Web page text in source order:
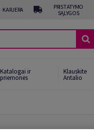
KARJERA
PRISTATYMO
SĄLYGOS
Katalogai ir
priemonės
Klauskite
Antalio